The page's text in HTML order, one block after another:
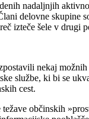
nadaljnjih
delovne skupine
izteče šele v drugi
nekaj
službe, ki bi se
cest.
občinskih